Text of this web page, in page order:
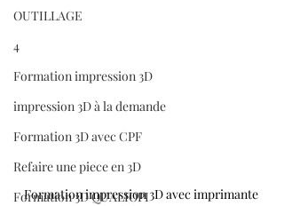
OUTILLAGE
4
Formation impression 3D
impression 3D à la demande
Formation 3D avec CPF
Refaire une piece en 3D
Formation 3D QUALIOPI
Formation impression 3D avec imprimante